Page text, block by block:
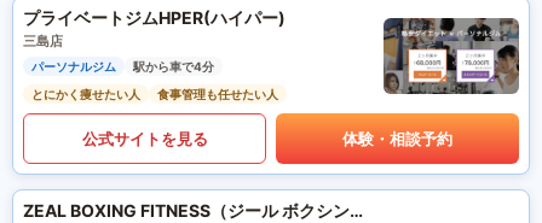
プライベートジムHPER(ハイパー)
三島店
パーソナルジム
駅から車で4分
とにかく痩せたい人
食事管理も任せたい人
公式サイトを見る 体験・相談予約
ZEAL BOXING FITNESS（ジール ボクシング フィットネス）